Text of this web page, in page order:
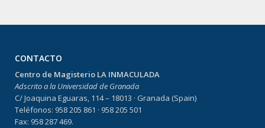
CONTACTO
Centro de Magisterio LA INMACULADA
Adscrito a la Universidad de Granada
C/ Joaquina Eguaras, 114 – 18013 · Granada (Spain)
Teléfonos: 958 205 861 · 958 205 501
Fax: 958 287 469.